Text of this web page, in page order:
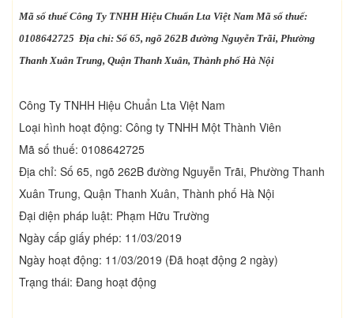
Mã số thuế Công Ty TNHH Hiệu Chuẩn Lta Việt Nam Mã số thuế:
0108642725 Địa chỉ: Số 65, ngõ 262B đường Nguyễn Trãi, Phường
Thanh Xuân Trung, Quận Thanh Xuân, Thành phố Hà Nội
Công Ty TNHH Hiệu Chuẩn Lta Việt Nam
Loại hình hoạt động: Công ty TNHH Một Thành Viên
Mã số thuế: 0108642725
Địa chỉ: Số 65, ngõ 262B đường Nguyễn Trãi, Phường Thanh
Xuân Trung, Quận Thanh Xuân, Thành phố Hà Nội
Đại diện pháp luật: Phạm Hữu Trường
Ngày cấp giấy phép: 11/03/2019
Ngày hoạt động: 11/03/2019 (Đã hoạt động 2 ngày)
Trạng thái: Đang hoạt động